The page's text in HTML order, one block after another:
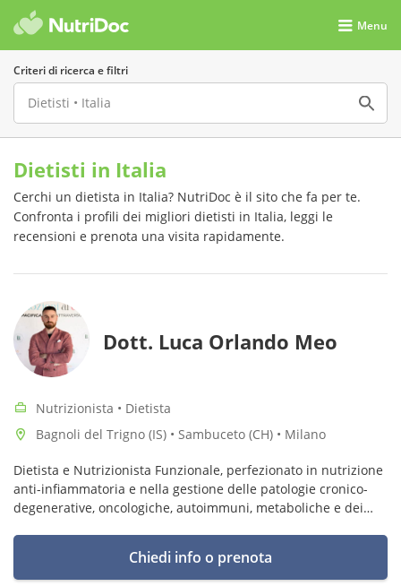
Menu
Criteri di ricerca e filtri
Dietisti in Italia
Cerchi un dietista in Italia? NutriDoc è il sito che fa per te.
Confronta i profili dei migliori dietisti in Italia, leggi le
recensioni e prenota una visita rapidamente.
Dott. Luca Orlando Meo
Nutrizionista • Dietista
Bagnoli del Trigno (IS) • Sambuceto (CH) • Milano
Dietista e Nutrizionista Funzionale, perfezionato in nutrizione
anti-infiammatoria e nella gestione delle patologie cronico-
degenerative, oncologiche, autoimmuni, metaboliche e dei
Chiedi info o prenota